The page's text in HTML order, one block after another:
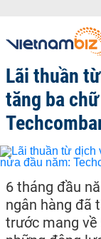
Lãi thuần
tăng ba
6 tháng đầu
ngân hàng đã
trước mang về